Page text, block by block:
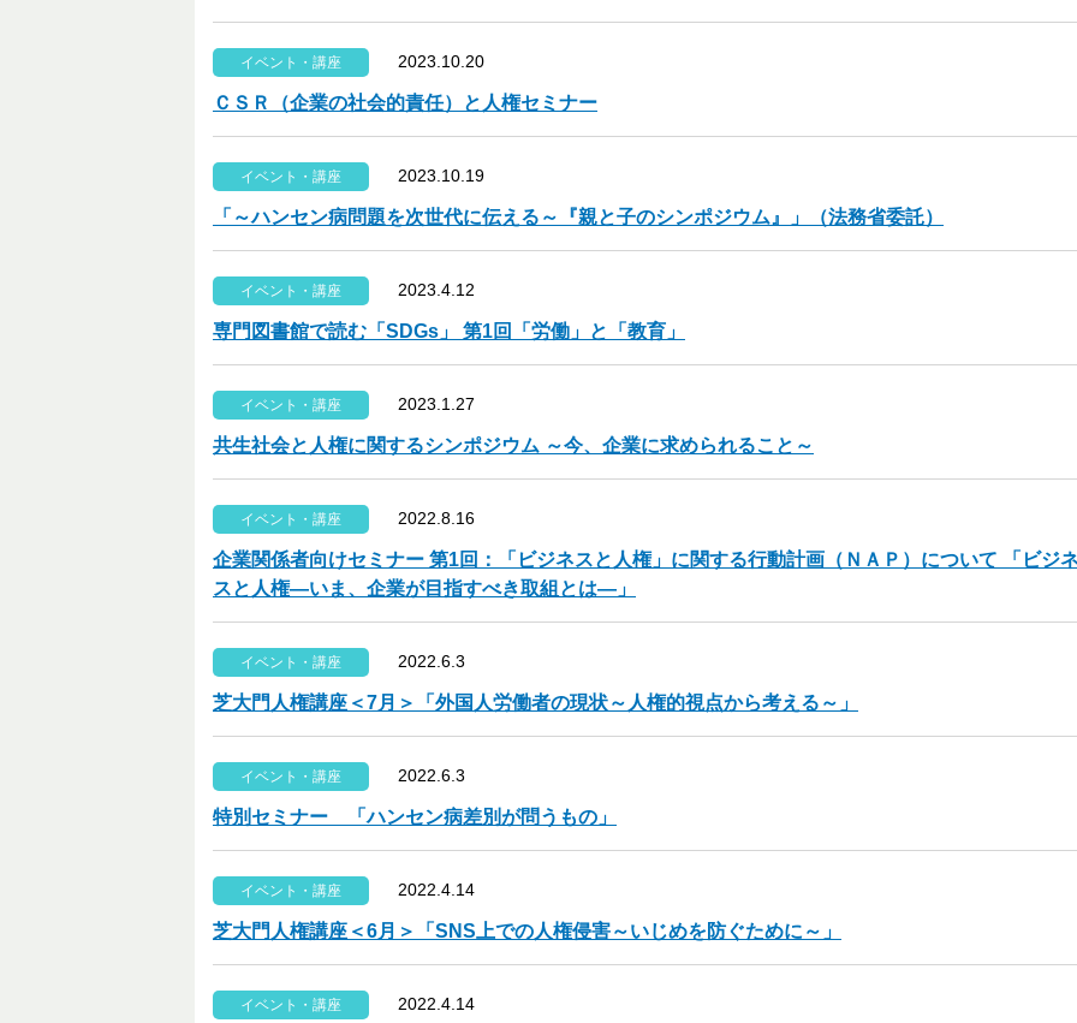
イベント・講座 2023.10.20
ＣＳＲ（企業の社会的責任）と人権セミナー
イベント・講座 2023.10.19
「～ハンセン病問題を次世代に伝える～『親と子のシンポジウム』」（法務省委託）
イベント・講座 2023.4.12
専門図書館で読む「SDGs」 第1回「労働」と「教育」
イベント・講座 2023.1.27
共生社会と人権に関するシンポジウム ～今、企業に求められること～
イベント・講座 2022.8.16
企業関係者向けセミナー 第1回：「ビジネスと人権」に関する行動計画（ＮＡＰ）について 「ビジ
スと人権―いま、企業が目指すべき取組とは―」
イベント・講座 2022.6.3
芝大門人権講座＜7月＞「外国人労働者の現状～人権的視点から考える～」
イベント・講座 2022.6.3
特別セミナー 「ハンセン病差別が問うもの」
イベント・講座 2022.4.14
芝大門人権講座＜6月＞「SNS上での人権侵害～いじめを防ぐために～」
イベント・講座 2022.4.14